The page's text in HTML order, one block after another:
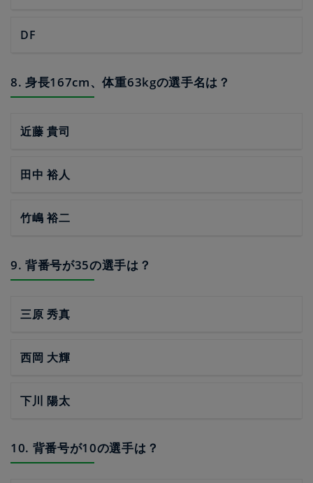
DF
8. 身長167cm、体重63kgの選手名は？
近藤 貴司
田中 裕人
竹嶋 裕二
9. 背番号が35の選手は？
三原 秀真
西岡 大輝
下川 陽太
10. 背番号が10の選手は？